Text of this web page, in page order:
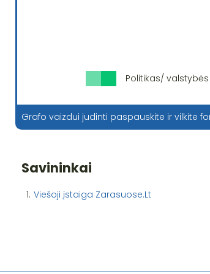
Politikas/
Grafo vaizdui judinti paspauskite ir vilkite
Savininkai
1. Viešoji įstaiga Zarasuose.Lt